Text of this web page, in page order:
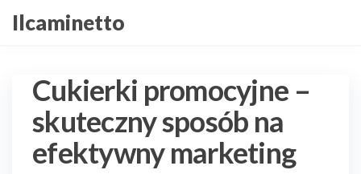
Przejdź
doIlcaminetto
Cukierki promocyjne –
skuteczny sposób na
efektywny marketing